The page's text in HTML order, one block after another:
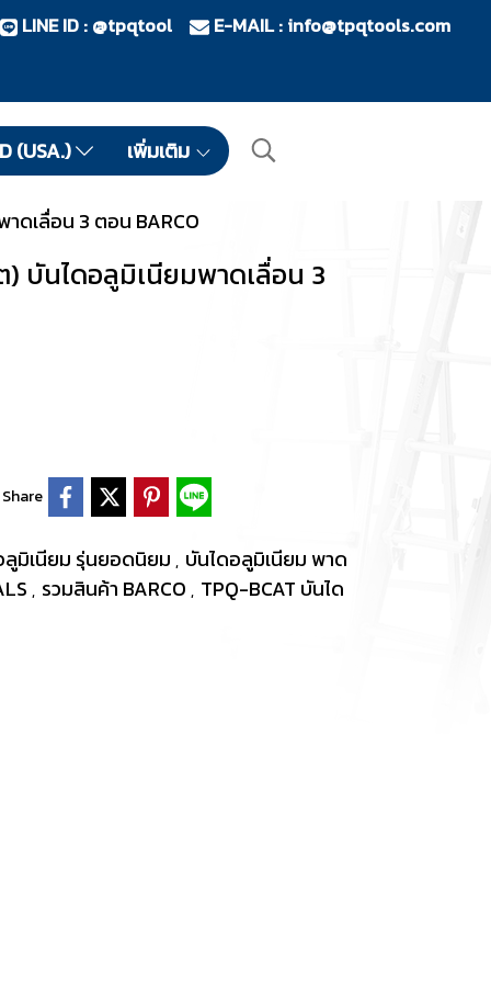
LINE ID : @tpqtool E-MAIL : info@tpqtools.com
(USA.) เพิ่มเติม
าดเลื่อน 3 ตอน BARCO
) บันไดอลูมิเนียมพาดเลื่อน 3
Share
ลูมิเนียม รุ่นยอดนิยม , บันไดอลูมิเนียม พาด
, รวมสินค้า BARCO , TPQ-BCAT บันได